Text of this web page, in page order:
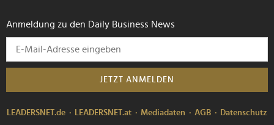
Anmeldung zu den Daily Business News
JETZT ANMELDEN
LEADERSNET.de LEADERSNET.at Mediadaten AGB
Datenschutz